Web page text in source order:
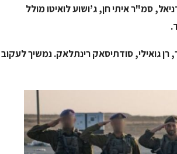
סמ"ר איתי חן, ג’ושוע לואיטו מולל
.
אור, ‏‏רן גואילי, ‏סודתיסאק רינתלאק. נמשיך לעקוב